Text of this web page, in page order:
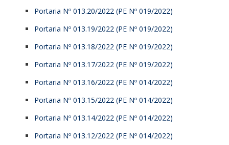
Portaria Nº 013.20/2022 (PE Nº 019/2022)
Portaria Nº 013.19/2022 (PE Nº 019/2022)
Portaria Nº 013.18/2022 (PE Nº 019/2022)
Portaria Nº 013.17/2022 (PE Nº 019/2022)
Portaria Nº 013.16/2022 (PE Nº 014/2022)
Portaria Nº 013.15/2022 (PE Nº 014/2022)
Portaria Nº 013.14/2022 (PE Nº 014/2022)
Portaria Nº 013.12/2022 (PE Nº 014/2022)